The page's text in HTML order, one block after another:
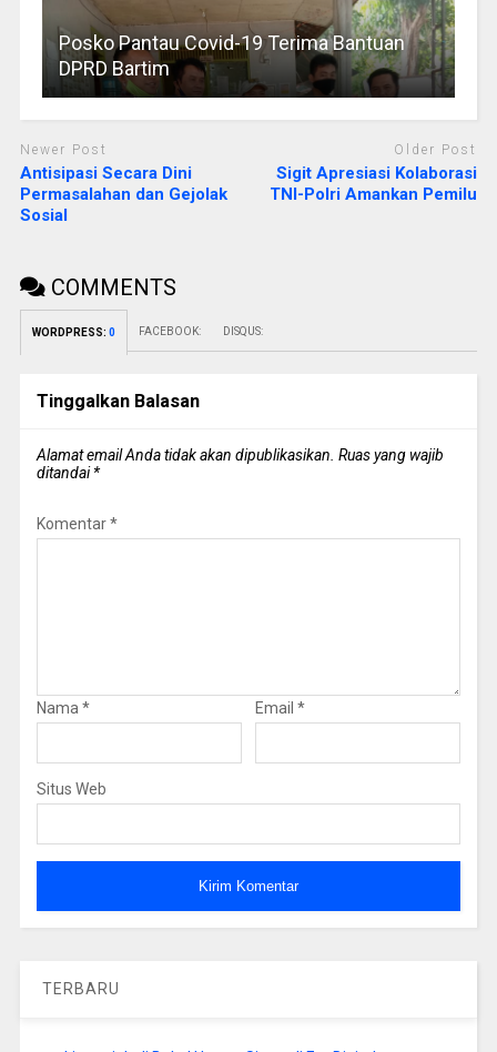
Posko Pantau Covid-19 Terima Bantuan
DPRD Bartim
Newer Post
Antisipasi Secara Dini
Permasalahan dan Gejolak
Sosial
Older Post
Sigit Apresiasi Kolaborasi
TNI-Polri Amankan Pemilu
COMMENTS
WORDPRESS: 0 FACEBOOK: DISQUS:
Tinggalkan Balasan
Alamat email Anda tidak akan dipublikasikan. Ruas yang wajib
ditandai*
Komentar*
Nama * Email *
Situs Web
TERBARU